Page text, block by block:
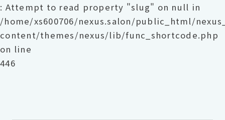
: Attempt to read property "slug" on null in
/home/xs600706/nexus.salon/public_html/
content/themes/nexus/lib/func_shortcode.php
on line
446